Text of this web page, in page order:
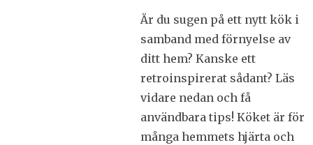
Är du sugen på ett nytt kök i
samband med förnyelse av
ditt hem? Kanske ett
retroinspirerat sådant? Läs
vidare nedan och få
användbara tips! Köket är för
många hemmets hjärta och